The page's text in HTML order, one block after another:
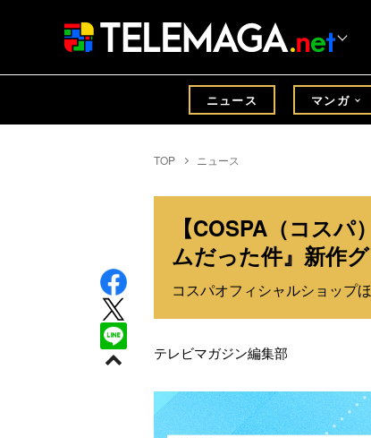
ニュース マンガ
TOP ニュース
【COSPA（コス
ムだった件』新作
コスパオフィシャルショップ
テレビマガジン編集部